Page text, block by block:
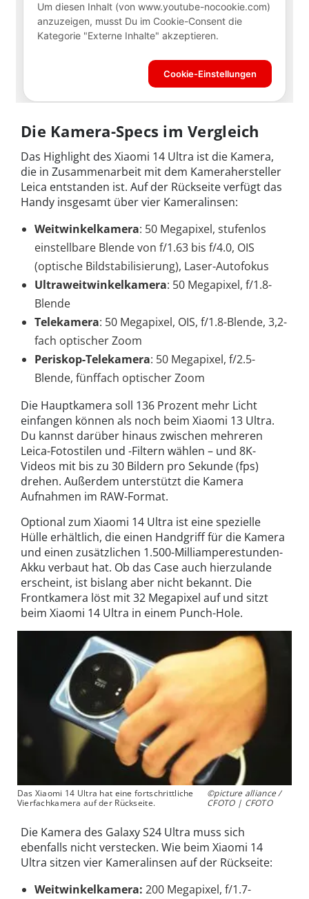
Die Kamera-Specs im Vergleich
Das Highlight des Xiaomi 14 Ultra ist die Kamera,
die in Zusammenarbeit mit dem Kamerahersteller
Leica entstanden ist. Auf der Rückseite verfügt das
Handy insgesamt über vier Kameralinsen:
Weitwinkelkamera: 50 Megapixel, stufenlos
einstellbare Blende von f/1.63 bis f/4.0, OIS
(optische Bildstabilisierung), Laser-Autofokus
Ultraweitwinkelkamera: 50 Megapixel, f/1.8-
Blende
Telekamera: 50 Megapixel, OIS, f/1.8-Blende, 3,2-
fach optischer Zoom
Periskop-Telekamera: 50 Megapixel, f/2.5-
Blende, fünffach optischer Zoom
Die Hauptkamera soll 136 Prozent mehr Licht
einfangen können als noch beim Xiaomi 13 Ultra.
Du kannst darüber hinaus zwischen mehreren
Leica-Fotostilen und -Filtern wählen – und 8K-
Videos mit bis zu 30 Bildern pro Sekunde (fps)
drehen. Außerdem unterstützt die Kamera
Aufnahmen im RAW-Format.
Optional zum Xiaomi 14 Ultra ist eine spezielle
Hülle erhältlich, die einen Handgriff für die Kamera
und einen zusätzlichen 1.500-Milliamperestunden-
Akku verbaut hat. Ob das Case auch hierzulande
erscheint, ist bislang aber nicht bekannt. Die
Frontkamera löst mit 32 Megapixel auf und sitzt
beim Xiaomi 14 Ultra in einem Punch-Hole.
Das Xiaomi 14 Ultra hat eine fortschrittliche
Vierfachkamera auf der Rückseite.
©picture alliance /
CFOTO | CFOTO
Die Kamera des Galaxy S24 Ultra muss sich
ebenfalls nicht verstecken. Wie beim Xiaomi 14
Ultra sitzen vier Kameralinsen auf der Rückseite:
Weitwinkelkamera: 200 Megapixel, f/1.7-